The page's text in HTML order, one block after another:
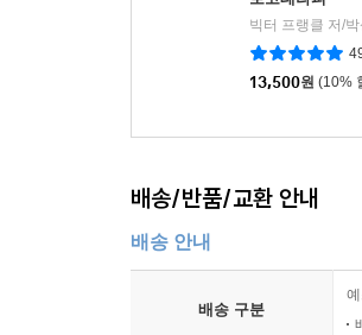
빅터 프랭클 저/박
13,500원 (10%
배송/반품/교환 안내
배송 안내
배송 구분